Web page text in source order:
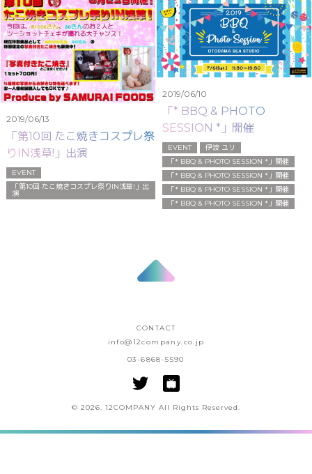
2019/06/13
「第10回 たこ焼きコスプレ祭
りIN浅草!」出演
EVENT
「第10回 たこ焼きコスプレ祭りIN浅草!」出
演
2019/06/10
「* BBQ & PHOTO
SESSION *」開催
EVENT
伊波 ユリ
「* BBQ & PHOTO SESSION *」開催
「* BBQ & PHOTO SESSION *」開催
「* BBQ & PHOTO SESSION *」開催
「* BBQ & PHOTO SESSION *」開催
CONTACT
info@12company.co.jp
03-6868-5590
© 2026. 12COMPANY All Rights Reserved.